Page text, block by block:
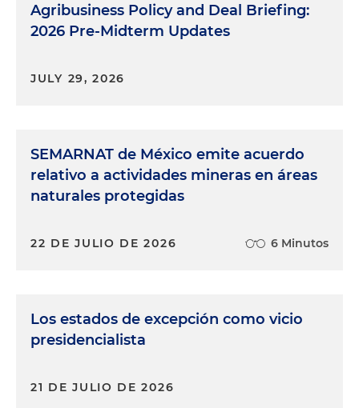
Agribusiness Policy and Deal Briefing:
2026 Pre-Midterm Updates
JULY 29, 2026
SEMARNAT de México emite acuerdo
relativo a actividades mineras en áreas
naturales protegidas
22 DE JULIO DE 2026 6 Minutos
Los estados de excepción como vicio
presidencialista
21 DE JULIO DE 2026